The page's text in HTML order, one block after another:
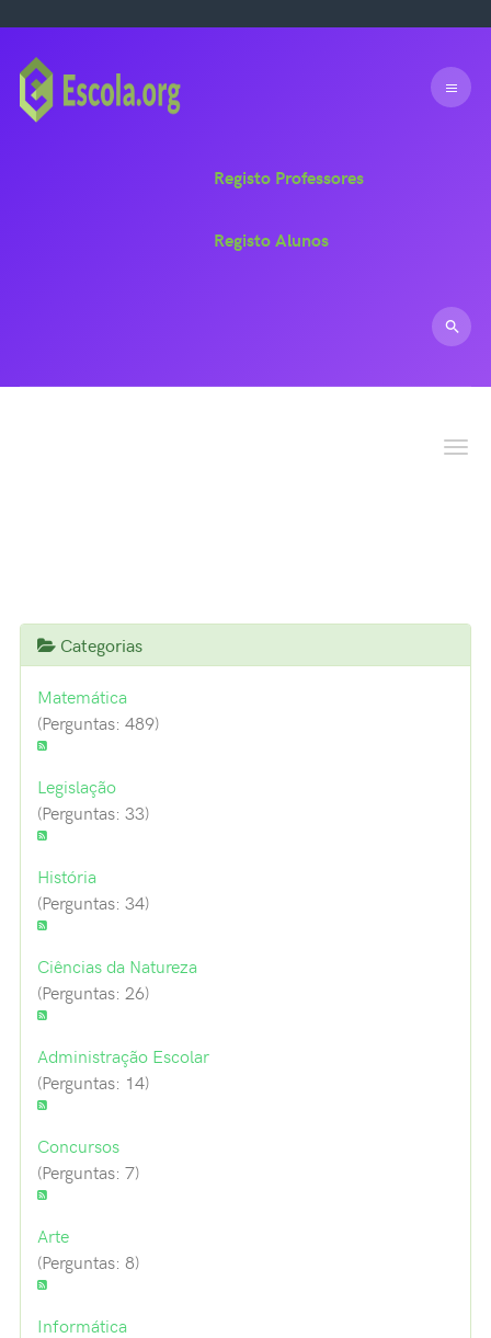
Registo Professores
Registo Alunos
Toggle
Categorias
Matemática
(Perguntas: 489)
Legislação
(Perguntas: 33)
História
(Perguntas: 34)
Ciências da Natureza
(Perguntas: 26)
Administração Escolar
(Perguntas: 14)
Concursos
(Perguntas: 7)
Arte
(Perguntas: 8)
Informática